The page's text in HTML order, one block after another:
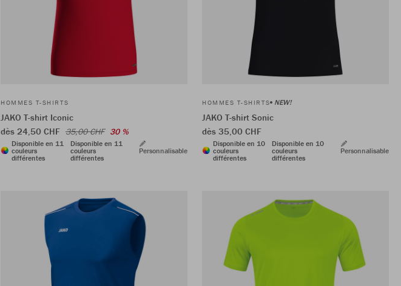
HOMMES T-SHIRTS
JAKO T-shirt Iconic
dès 24,50 CHF 35,00 CHF 30 %
Disponible en 11
couleurs
différentes
Disponible en 11
couleurs
différentes
Personnalisable
HOMMES T-SHIRTS NEW!
JAKO T-shirt Sonic
dès 35,00 CHF
Disponible en 10
couleurs
différentes
Disponible en 10
couleurs
différentes
Personnalisable